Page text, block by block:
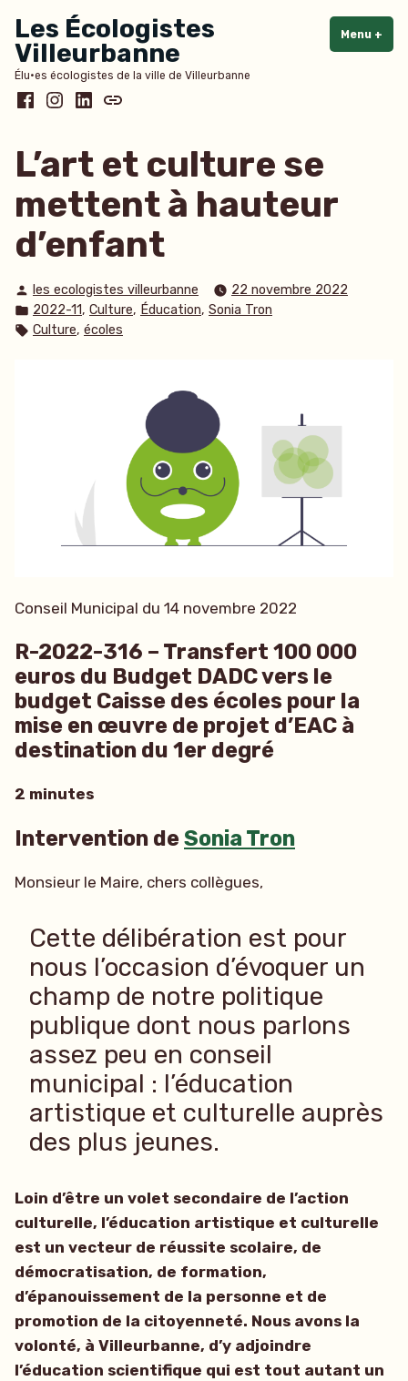
au
contenu
Les Écologistes
Villeurbanne
Élu·es écologistes de la ville de Villeurbanne
Menu +
Facebook
Instagram
LinkedInBluesky
L’art et culture se
mettent à hauteur
d’enfant
Publié
par
les ecologistes villeurbanne
22 novembre 2022
Publié
dans
2022-11, Culture, Éducation, Sonia Tron
Étiquettes :
Culture, écoles
Conseil Municipal du 14 novembre 2022
R-2022-316 – Transfert 100 000
euros du Budget DADC vers le
budget Caisse des écoles pour la
mise en œuvre de projet d’EAC à
destination du 1er degré
2 minutes
Intervention de Sonia Tron
Monsieur le Maire, chers collègues,
Cette délibération est pour
nous l’occasion d’évoquer un
champ de notre politique
publique dont nous parlons
assez peu en conseil
municipal : l’éducation
artistique et culturelle auprès
des plus jeunes.
Loin d’être un volet secondaire de l’action
culturelle, l’éducation artistique et culturelle
est un vecteur de réussite scolaire, de
démocratisation, de formation,
d’épanouissement de la personne et de
promotion de la citoyenneté. Nous avons la
volonté, à Villeurbanne, d’y adjoindre
l’éducation scientifique qui est tout autant un